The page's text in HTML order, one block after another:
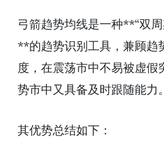
弓箭趋势均线是一种**“双
**的趋势识别工具，兼顾趋
度，在震荡市中不易被虚假
势市中又具备及时跟随能力。
其优势总结如下：